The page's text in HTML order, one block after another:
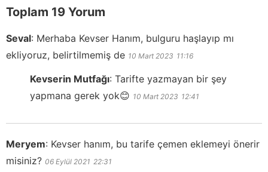
Toplam 19 Yorum
Seval: Merhaba Kevser Hanım, bulguru haşlayıp mı
ekliyoruz, belirtilmemiş de 10 Mart 2023 11:16
Kevserin Mutfağı: Tarifte yazmayan bir şey
yapmana gerek yok😊 10 Mart 2023 12:41
Meryem: Kevser hanım, bu tarife çemen eklemeyi önerir
misiniz? 06 Eylül 2021 22:31